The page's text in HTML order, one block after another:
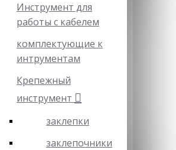
Инструмент для
работы с кабелем
комплектующие к
интрументам
Крепежный
инструмент
заклепки
заклепочники